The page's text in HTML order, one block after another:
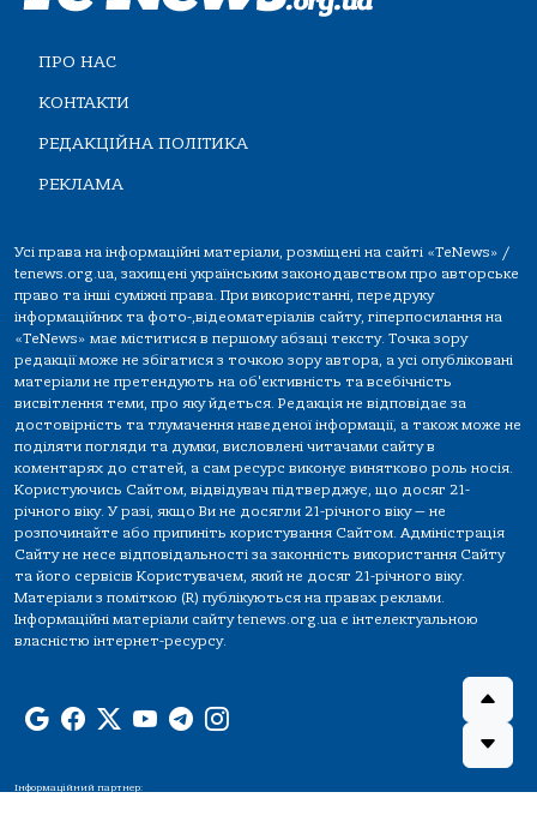
ПРО НАС
КОНТАКТИ
РЕДАКЦІЙНА ПОЛІТИКА
РЕКЛАМА
Усі права на інформаційні матеріали, розміщені на сайті «TeNews» /
tenews.org.ua, захищені українським законодавством про авторське
право та інші суміжні права. При використанні, передруку
інформаційних та фото-,відеоматеріалів сайту, гіперпосилання на
«TeNews» має міститися в першому абзаці тексту. Точка зору
редакції може не збігатися з точкою зору автора, а усі опубліковані
матеріали не претендують на об'єктивність та всебічність
висвітлення теми, про яку йдеться. Редакція не відповідає за
достовірність та тлумачення наведеної інформації, а також може не
поділяти погляди та думки, висловлені читачами сайту в
коментарях до статей, а сам ресурс виконує винятково роль носія.
Користуючись Сайтом, відвідувач підтверджує, що досяг 21-
річного віку. У разі, якщо Ви не досягли 21-річного віку — не
розпочинайте або припиніть користування Сайтом. Адміністрація
Сайту не несе відповідальності за законність використання Сайту
та його сервісів Користувачем, який не досяг 21-річного віку.
Матеріали з поміткою (R) публікуються на правах реклами.
Інформаційні матеріали сайту tenews.org.ua є інтелектуальною
власністю інтернет-ресурсу.
Інформаційний партнер: